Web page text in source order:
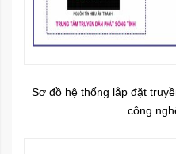
Sơ đồ hệ thống lắp đặt
công